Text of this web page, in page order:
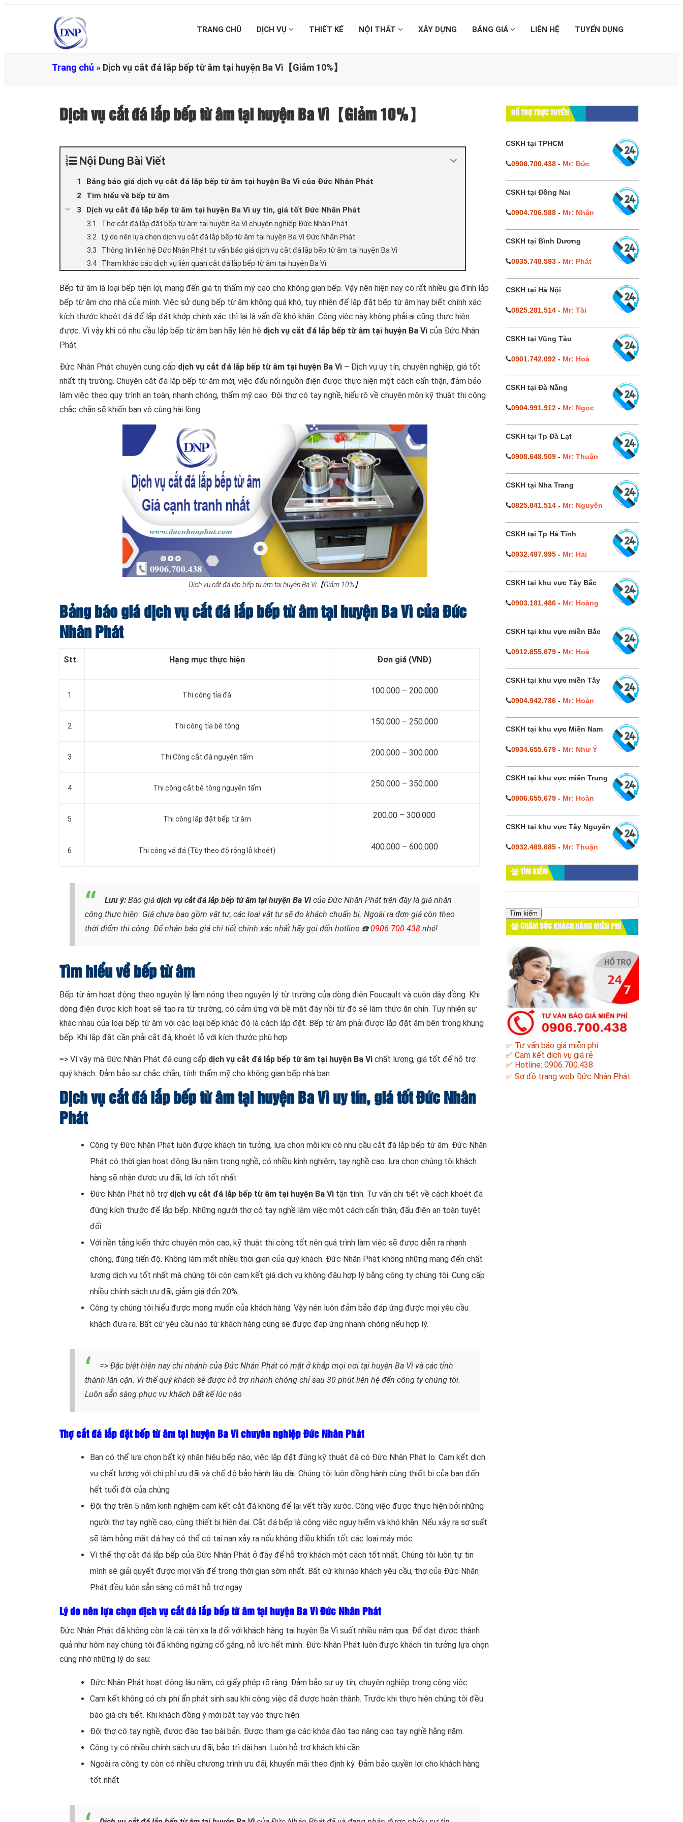
TRANG CHỦ DỊCH VỤ THIẾT KẾ NỘI THẤT XÂY DỰNG BẢNG GIÁ LIÊN HỆ TUYỂN DỤNG
Trang chủ » Dịch vụ cắt đá lắp bếp từ âm tại huyện Ba Vì【Giảm 10%】
Dịch vụ cắt đá lắp bếp từ âm tại huyện Ba Vì【Giảm 10%】
Nội Dung Bài Viết
Bảng báo giá dịch vụ cắt đá lắp bếp từ âm tại huyện Ba Vì của Đức Nhân Phát
Tìm hiểu về bếp từ âm
Dịch vụ cắt đá lắp bếp từ âm tại huyện Ba Vì uy tín, giá tốt Đức Nhân Phát
Thợ cắt đá lắp đặt bếp từ âm tại huyện Ba Vì chuyên nghiệp Đức Nhân Phát
Lý do nên lựa chọn dịch vụ cắt đá lắp bếp từ âm tại huyện Ba Vì Đức Nhân Phát
Thông tin liên hệ Đức Nhân Phát tư vấn báo giá dịch vụ cắt đá lắp bếp từ âm tại huyện Ba Vì
Tham khảo các dịch vụ liên quan cắt đá lắp bếp từ âm tại huyện Ba Vì
Bếp từ âm là loại bếp tiện lợi, mang đến giá trị thẩm mỹ cao cho không gian bếp. Vậy nên hiện nay có rất nhiều gia đình lắp
bếp từ âm cho nhà của mình. Việc sử dụng bếp từ âm không quá khó, tuy nhiên để lắp đặt bếp từ âm hay biết chính xác
kích thước khoét đá để lắp đặt khớp chính xác thì lại là vấn đề khó khăn. Công việc này không phải ai cũng thực hiện
được. Vì vậy khi có nhu cầu lắp bếp từ âm bạn hãy liên hệ dịch vụ cắt đá lắp bếp từ âm tại huyện Ba Vì của Đức Nhân
Phát
Đức Nhân Phát chuyên cung cấp dịch vụ cắt đá lắp bếp từ âm tại huyện Ba Vì – Dịch vụ uy tín, chuyên nghiệp, giá tốt
nhất thị trường. Chuyên cắt đá lắp bếp từ âm mới, việc đấu nối nguồn điện được thực hiện một cách cẩn thận, đảm bảo
làm việc theo quy trình an toàn, nhanh chóng, thẩm mỹ cao. Đội thợ có tay nghề, hiểu rõ về chuyên môn kỹ thuật thi công
chắc chắn sẽ khiến bạn vô cùng hài lòng.
Dịch vụ cắt đá lắp bếp từ âm tại huyện Ba Vì【Giảm 10%】
Bảng báo giá dịch vụ cắt đá lắp bếp từ âm tại huyện Ba Vì của Đức
Nhân Phát
Stt Hạng mục thực hiện Đơn giá (VNĐ)
1 Thi công tỉa đá 100.000 – 200.000
2 Thi công tỉa bê tông 150.000 – 250.000
3 Thi Công cắt đá nguyên tấm 200.000 – 300.000
4 Thi công cắt bê tông nguyên tấm 250.000 – 350.000
5 Thi công lắp đặt bếp từ âm 200.00 – 300.000
6 Thi công vá đá (Tùy theo độ rộng lỗ khoét) 400.000 – 600.000
Lưu ý: Báo giá dịch vụ cắt đá lắp bếp từ âm tại huyện Ba Vì của Đức Nhân Phát trên đây là giá nhân
công thực hiện. Giá chưa bao gồm vật tư, các loại vật tư sẽ do khách chuẩn bị. Ngoài ra đơn giá còn theo
thời điểm thi công. Để nhận báo giá chi tiết chính xác nhất hãy gọi đến hotline ☎️ 0906.700.438 nhé!
Tìm hiểu về bếp từ âm
Bếp từ âm hoạt động theo nguyên lý làm nóng theo nguyên lý từ trường của dòng điện Foucault và cuộn dây đồng. Khi
dòng điện được kích hoạt sẽ tạo ra từ trường, có cảm ứng với bề mặt đáy nồi từ đó sẽ làm thức ăn chín. Tuy nhiên sự
khác nhau của loại bếp từ âm với các loại bếp khác đó là cách lắp đặt. Bếp từ âm phải được lắp đặt âm bên trong khung
bếp. Khi lắp đặt cần phải cắt đá, khoét lỗ với kích thước phù hợp
=> Vì vậy mà Đức Nhân Phát đã cung cấp dịch vụ cắt đá lắp bếp từ âm tại huyện Ba Vì chất lượng, giá tốt để hỗ trợ
quý khách. Đảm bảo sự chắc chắn, tính thẩm mỹ cho không gian bếp nhà bạn
Dịch vụ cắt đá lắp bếp từ âm tại huyện Ba Vì uy tín, giá tốt Đức Nhân
Phát
Công ty Đức Nhân Phát luôn được khách tin tưởng, lựa chọn mỗi khi có nhu cầu cắt đá lắp bếp từ âm. Đức Nhân
Phát có thời gian hoạt động lâu năm trong nghề, có nhiều kinh nghiệm, tay nghề cao. lựa chọn chúng tôi khách
hàng sẽ nhận được ưu đãi, lợi ích tốt nhất
Đức Nhân Phát hỗ trợ dịch vụ cắt đá lắp bếp từ âm tại huyện Ba Vì tận tình. Tư vấn chi tiết về cách khoét đá
đúng kích thước để lắp bếp. Những người thợ có tay nghề làm việc một cách cẩn thận, đấu điện an toàn tuyệt
đối
Với nền tảng kiến thức chuyên môn cao, kỹ thuật thi công tốt nên quá trình làm việc sẽ được diễn ra nhanh
chóng, đúng tiến độ. Không làm mất nhiều thời gian của quý khách. Đức Nhân Phát không những mang đến chất
lượng dịch vụ tốt nhất mà chúng tôi còn cam kết giá dịch vụ không đâu hợp lý bằng công ty chúng tôi. Cung cấp
nhiều chính sách ưu đãi, giảm giá đến 20%
Công ty chúng tôi hiểu được mong muốn của khách hàng. Vậy nên luôn đảm bảo đáp ứng được mọi yêu cầu
khách đưa ra. Bất cứ yêu cầu nào từ khách hàng cũng sẽ được đáp ứng nhanh chóng nếu hợp lý.
=> Đặc biệt hiện nay chi nhánh của Đức Nhân Phát có mặt ở khắp mọi nơi tại huyện Ba Vì và các tỉnh
thành lân cận. Vì thế quý khách sẽ được hỗ trợ nhanh chóng chỉ sau 30 phút liên hệ đến công ty chúng tôi.
Luôn sẵn sàng phục vụ khách bất kể lúc nào
Thợ cắt đá lắp đặt bếp từ âm tại huyện Ba Vì chuyên nghiệp Đức Nhân Phát
Bạn có thể lựa chọn bất kỳ nhãn hiệu bếp nào, việc lắp đặt đúng kỹ thuật đã có Đức Nhân Phát lo. Cam kết dịch
vụ chất lượng với chi phí ưu đãi và chế độ bảo hành lâu dài. Chúng tôi luôn đồng hành cùng thiết bị của bạn đến
hết tuổi đời của chúng
Đội thợ trên 5 năm kinh nghiệm cam kết cắt đá không để lại vết trầy xước. Công việc được thực hiện bởi những
người thợ tay nghề cao, cùng thiết bị hiện đại. Cắt đá bếp là công việc nguy hiểm và khó khăn. Nếu xảy ra sơ suất
sẽ làm hỏng mặt đá hay có thể có tai nạn xảy ra nếu không điều khiển tốt các loại máy móc
Vì thế thợ cắt đá lắp bếp của Đức Nhân Phát ở đây để hỗ trợ khách một cách tốt nhất. Chúng tôi luôn tự tin
mình sẽ giải quyết được mọi vấn để trong thời gian sớm nhất. Bất cứ khi nào khách yêu cầu, thợ của Đức Nhân
Phát đều luôn sẵn sàng có mặt hỗ trợ ngay
Lý do nên lựa chọn dịch vụ cắt đá lắp bếp từ âm tại huyện Ba Vì Đức Nhân Phát
Đức Nhân Phát đã không còn là cái tên xa lạ đối với khách hàng tại huyện Ba Vì suốt nhiều năm qua. Để đạt được thành
quả như hôm nay chúng tôi đã không ngừng cố gắng, nỗ lực hết mình. Đức Nhân Phát luôn được khách tin tưởng lựa chọn
cũng nhờ những lý do sau:
Đức Nhân Phát hoạt động lâu năm, có giấy phép rõ ràng. Đảm bảo sự uy tín, chuyên nghiệp trong công việc
Cam kết không có chi phí ẩn phát sinh sau khi công việc đã được hoàn thành. Trước khi thực hiện chúng tôi đều
báo giá chi tiết. Khi khách đồng ý mới bắt tay vào thực hiện
Đội thợ có tay nghề, được đào tạo bài bản. Được tham gia các khóa đào tạo nâng cao tay nghề hằng năm.
Công ty có nhiều chính sách ưu đãi, bảo trì dài hạn. Luôn hỗ trợ khách khi cần
Ngoài ra công ty còn có nhiều chương trình ưu đãi, khuyến mãi theo định kỳ. Đảm bảo quyền lợi cho khách hàng
tốt nhất
HỔ TRỢ TRỰC TUYẾN
CSKH tại TPHCM
0906.700.438- Mr: Đức
CSKH tại Đồng Nai
0904.706.588- Mr: Nhân
CSKH tại Bình Dương
0835.748.593- Mr: Phát
CSKH tại Hà Nội
0825.281.514- Mr: Tài
CSKH tại Vũng Tàu
0901.742.092- Mr: Hoà
CSKH tại Đà Nẵng
0904.991.912- Mr: Ngọc
CSKH tại Tp Đà Lạt
0908.648.509- Mr: Thuận
CSKH tại Nha Trang
0825.841.514- Mr: Nguyên
CSKH tại Tp Hà Tĩnh
0932.497.995- Mr: Hải
CSKH tại khu vực Tây Bắc
0903.181.486- Mr: Hoàng
CSKH tại khu vực miền Bắc
0912.655.679- Mr: Hoà
CSKH tại khu vực miền Tây
0904.942.786- Mr: Hoàn
CSKH tại khu vực Miền Nam
0934.655.679- Mr: Như Ý
CSKH tại khu vực miền Trung
0906.655.679- Mr: Hoàn
CSKH tại khu vực Tây Nguyên
0932.489.685- Mr: Thuận
TÌM KIẾM
cho:
CHĂM SÓC KHÁCH HÀNG MIỄN PHÍ
✅ Tư vấn báo giá miễn phí
✅ Cam kết dịch vụ giá rẻ
✅ Hotline: 0906.700.438
✅ Sơ đồ trang web Đức Nhân Phát